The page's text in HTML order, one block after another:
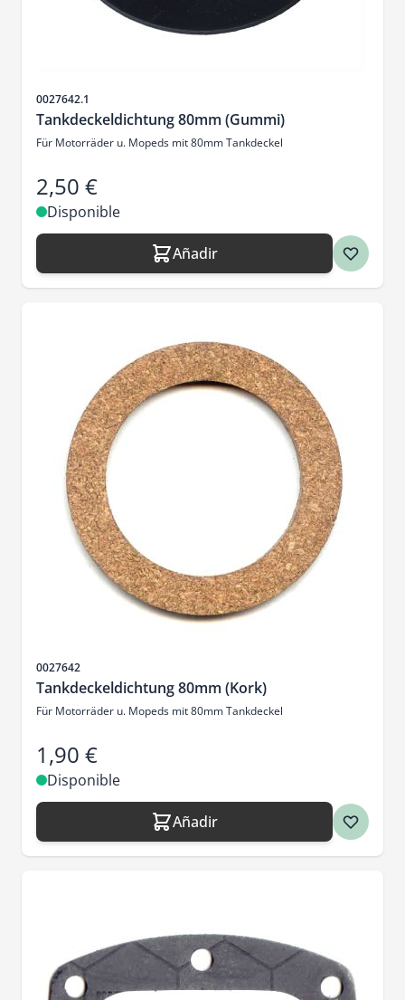
SKU
0027642.1
Tankdeckeldichtung 80mm (Gummi)
Für Motorräder u. Mopeds mit 80mm Tankdeckel
2,50 €
Disponible
Añadir
SKU
0027642
Tankdeckeldichtung 80mm (Kork)
Für Motorräder u. Mopeds mit 80mm Tankdeckel
1,90 €
Disponible
Añadir